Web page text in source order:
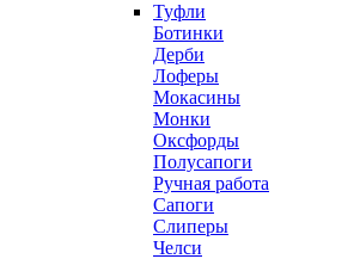
Туфли
Ботинки
Дерби
Лоферы
Мокасины
Монки
Оксфорды
Полусапоги
Ручная работа
Сапоги
Слиперы
Челси